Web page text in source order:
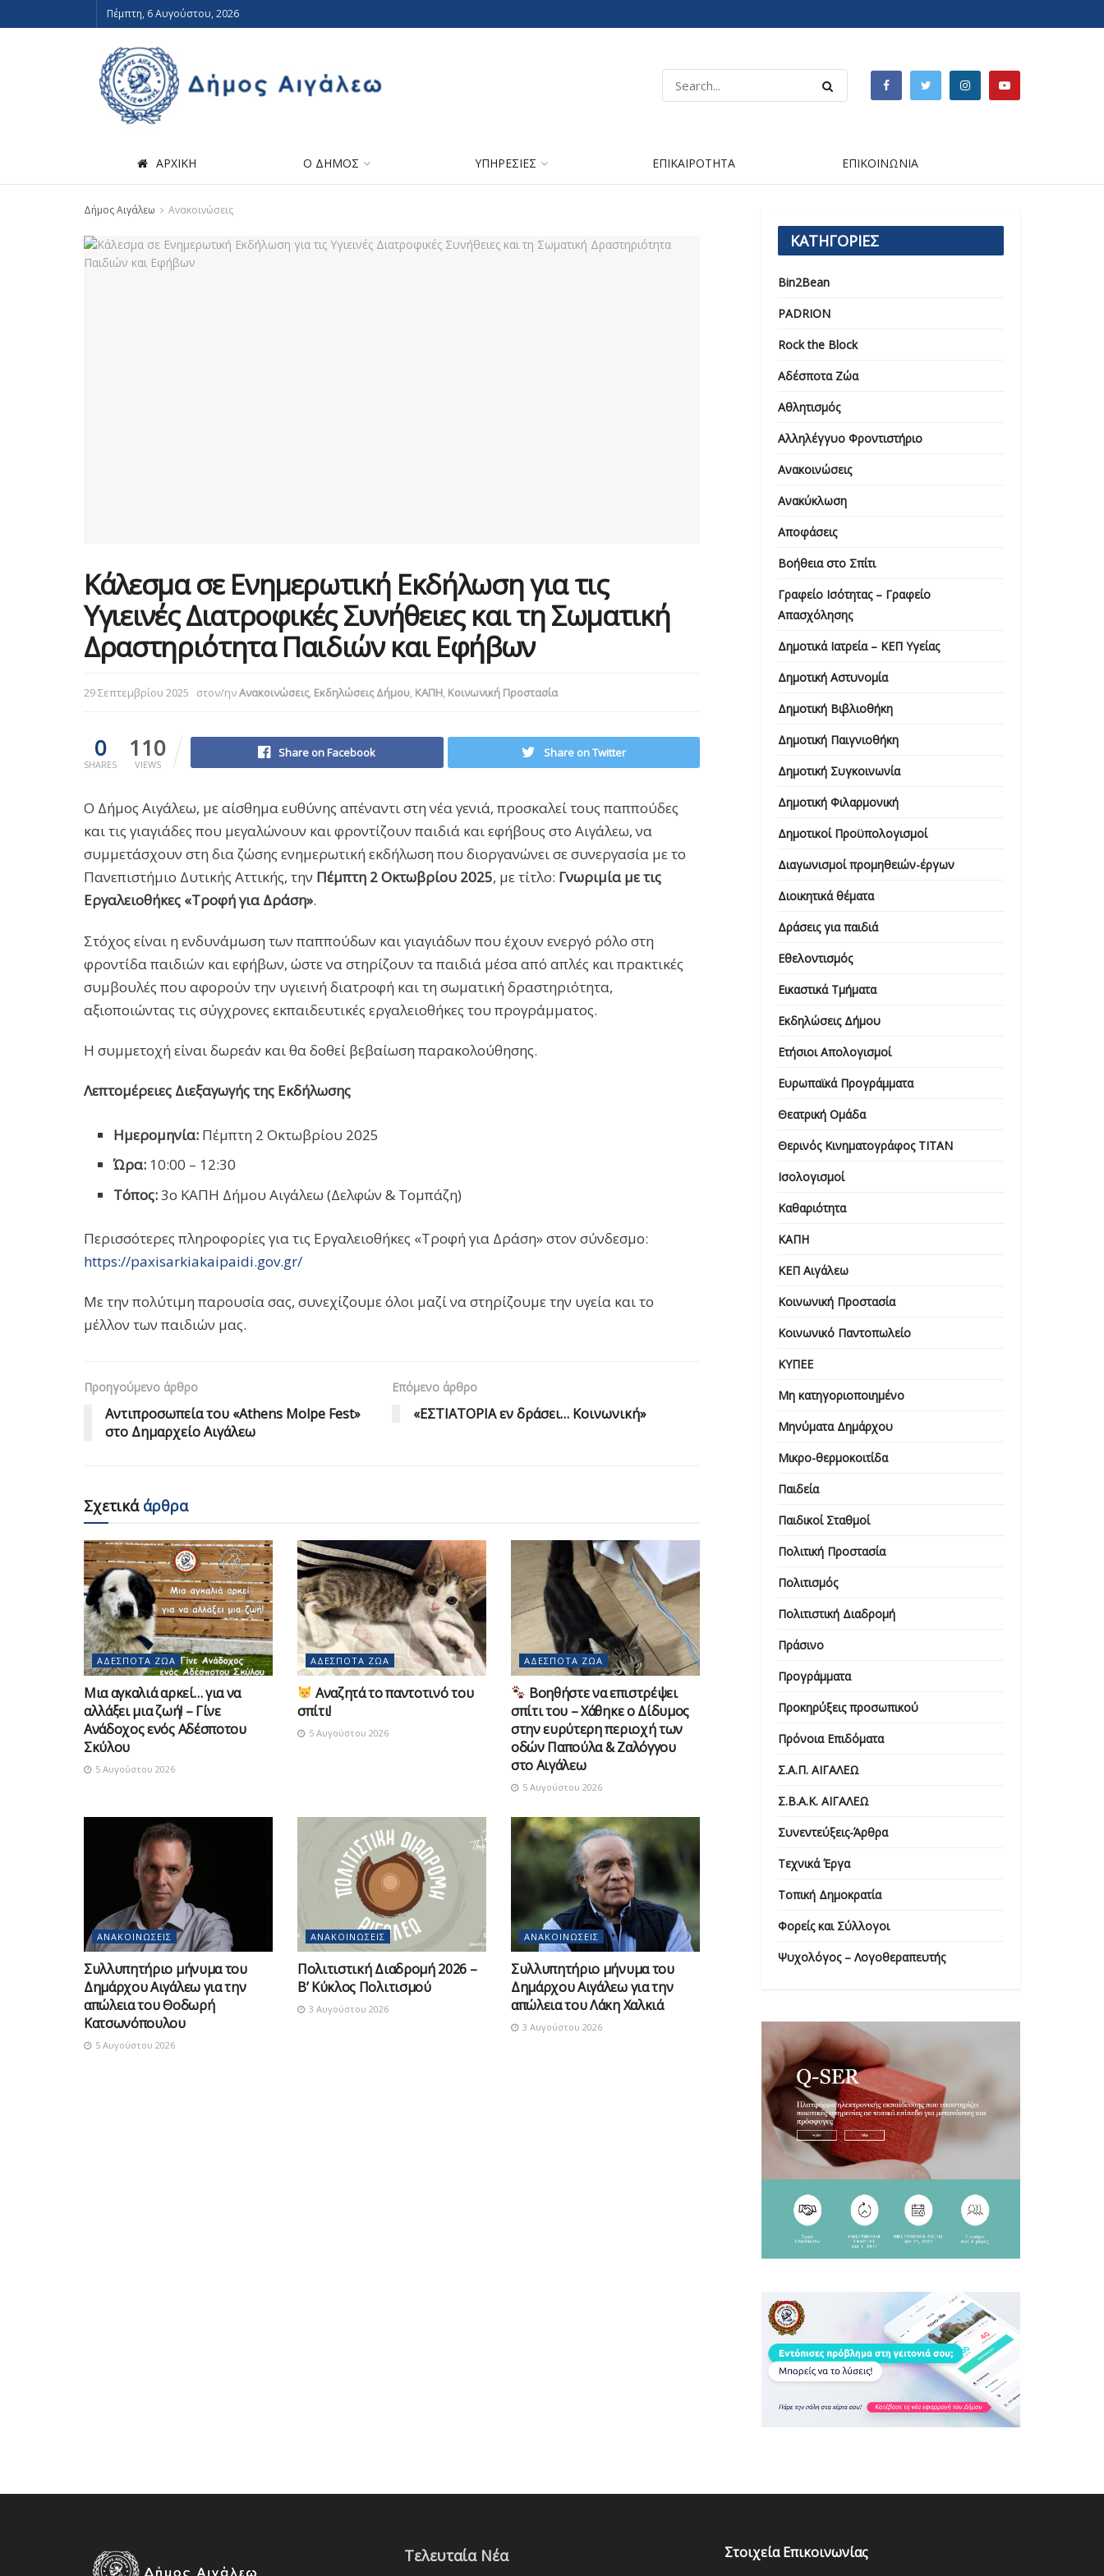
Πέμπτη, 6 Αυγούστου, 2026
ΑΡΧΙΚΗ Ο ΔΗΜΟΣ ΥΠΗΡΕΣΙΕΣ ΕΠΙΚΑΙΡΟΤΗΤΑ ΕΠΙΚΟΙΝΩΝΙΑ
Δήμος Αιγάλεω Ανακοινώσεις
Κάλεσμα σε Ενημερωτική Εκδήλωση για τις
Υγιεινές Διατροφικές Συνήθειες και τη Σωματική
Δραστηριότητα Παιδιών και Εφήβων
29 Σεπτεμβρίου 2025 στον/ηνΑνακοινώσεις, Εκδηλώσεις Δήμου, ΚΑΠΗ, Κοινωνική Προστασία
0
SHARES
110
VIEWS
Share on Facebook Share on Twitter
Ο Δήμος Αιγάλεω, με αίσθημα ευθύνης απέναντι στη νέα γενιά, προσκαλεί τους παππούδες
και τις γιαγιάδες που μεγαλώνουν και φροντίζουν παιδιά και εφήβους στο Αιγάλεω, να
συμμετάσχουν στη δια ζώσης ενημερωτική εκδήλωση που διοργανώνει σε συνεργασία με το
Πανεπιστήμιο Δυτικής Αττικής, την Πέμπτη 2 Οκτωβρίου 2025, με τίτλο: Γνωριμία με τις
Εργαλειοθήκες «Τροφή για Δράση».
Στόχος είναι η ενδυνάμωση των παππούδων και γιαγιάδων που έχουν ενεργό ρόλο στη
φροντίδα παιδιών και εφήβων, ώστε να στηρίζουν τα παιδιά μέσα από απλές και πρακτικές
συμβουλές που αφορούν την υγιεινή διατροφή και τη σωματική δραστηριότητα,
αξιοποιώντας τις σύγχρονες εκπαιδευτικές εργαλειοθήκες του προγράμματος.
Η συμμετοχή είναι δωρεάν και θα δοθεί βεβαίωση παρακολούθησης.
Λεπτομέρειες Διεξαγωγής της Εκδήλωσης
Ημερομηνία: Πέμπτη 2 Οκτωβρίου 2025
Ώρα: 10:00 – 12:30
Τόπος:3ο ΚΑΠΗ Δήμου Αιγάλεω (Δελφών & Τομπάζη)
Περισσότερες πληροφορίες για τις Εργαλειοθήκες «Τροφή για Δράση» στον σύνδεσμο:
https://paxisarkiakaipaidi.gov.gr/
Με την πολύτιμη παρουσία σας, συνεχίζουμε όλοι μαζί να στηρίζουμε την υγεία και το
μέλλον των παιδιών μας.
Προηγούμενο άρθρο
Αντιπροσωπεία του «Athens Molpe Fest»
στο Δημαρχείο Αιγάλεω
Επόμενο άρθρο
«ΕΣΤΙΑΤΟΡΙΑ εν δράσει… Κοινωνική»
Σχετικάάρθρα
ΑΔΈΣΠΟΤΑ ΖΏΑ
Μια αγκαλιά αρκεί… για να
αλλάξει μια ζωή! – Γίνε
Ανάδοχος ενός Αδέσποτου
Σκύλου
5 Αυγούστου 2026
ΑΔΈΣΠΟΤΑ ΖΏΑ
Αναζητά το παντοτινό του
σπίτι!
5 Αυγούστου 2026
ΑΔΈΣΠΟΤΑ ΖΏΑ
Βοηθήστε να επιστρέψει
σπίτι του – Χάθηκε ο Δίδυμος
στην ευρύτερη περιοχή των
οδών Παπούλα & Ζαλόγγου
στο Αιγάλεω
5 Αυγούστου 2026
ΑΝΑΚΟΙΝΏΣΕΙΣ
Συλλυπητήριο μήνυμα του
Δημάρχου Αιγάλεω για την
απώλεια του Θοδωρή
Κατσωνόπουλου
5 Αυγούστου 2026
ΑΝΑΚΟΙΝΏΣΕΙΣ
Πολιτιστική Διαδρομή 2026 –
Β’ Κύκλος Πολιτισμού
3 Αυγούστου 2026
ΑΝΑΚΟΙΝΏΣΕΙΣ
Συλλυπητήριο μήνυμα του
Δημάρχου Αιγάλεω για την
απώλεια του Λάκη Χαλκιά
3 Αυγούστου 2026
ΚΑΤΗΓΟΡΙΕΣ
Bin2Bean
PADRION
Rock the Block
Αδέσποτα Ζώα
Αθλητισμός
Αλληλέγγυο Φροντιστήριο
Ανακοινώσεις
Ανακύκλωση
Αποφάσεις
Βοήθεια στο Σπίτι
Γραφείο Ισότητας – Γραφείο
Απασχόλησης
Δημοτικά Ιατρεία – ΚΕΠ Υγείας
Δημοτική Αστυνομία
Δημοτική Βιβλιοθήκη
Δημοτική Παιγνιοθήκη
Δημοτική Συγκοινωνία
Δημοτική Φιλαρμονική
Δημοτικοί Προϋπολογισμοί
Διαγωνισμοί προμηθειών-έργων
Διοικητικά θέματα
Δράσεις για παιδιά
Εθελοντισμός
Εικαστικά Τμήματα
Εκδηλώσεις Δήμου
Ετήσιοι Απολογισμοί
Ευρωπαϊκά Προγράμματα
Θεατρική Ομάδα
Θερινός Κινηματογράφος ΤΙΤΑΝ
Ισολογισμοί
Καθαριότητα
ΚΑΠΗ
ΚΕΠ Αιγάλεω
Κοινωνική Προστασία
Κοινωνικό Παντοπωλείο
ΚΥΠΕΕ
Μη κατηγοριοποιημένο
Μηνύματα Δημάρχου
Μικρο-θερμοκοιτίδα
Παιδεία
Παιδικοί Σταθμοί
Πολιτική Προστασία
Πολιτισμός
Πολιτιστική Διαδρομή
Πράσινο
Προγράμματα
Προκηρύξεις προσωπικού
Πρόνοια Επιδόματα
Σ.Α.Π. ΑΙΓΑΛΕΩ
Σ.Β.Α.Κ. ΑΙΓΑΛΕΩ
Συνεντεύξεις-Άρθρα
Τεχνικά Έργα
Τοπική Δημοκρατία
Φορείς και Σύλλογοι
Ψυχολόγος – Λογοθεραπευτής
Τελευταία Νέα Στοιχεία Επικοινωνίας